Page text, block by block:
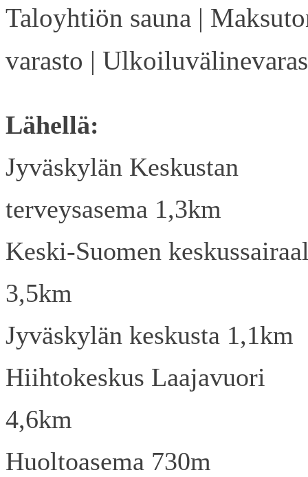
Taloyhtiön sauna |
varasto |
Lähellä:
Jyväskylän Keskustan
terveysasema 1,3km
Keski-Suomen
3,5km
Jyväskylän keskusta 1,1km
Hiihtokeskus Laajavuori
4,6km
Huoltoasema 730m